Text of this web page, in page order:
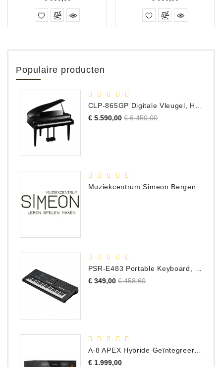
Populaire producten
€ 5.590,00 Normale
€ 6.450,00Prijs
Muziekcentrum Simeon Bergen
€ 349,00 Normale
€ 458,60Prijs
€ 1.999,00Prijs